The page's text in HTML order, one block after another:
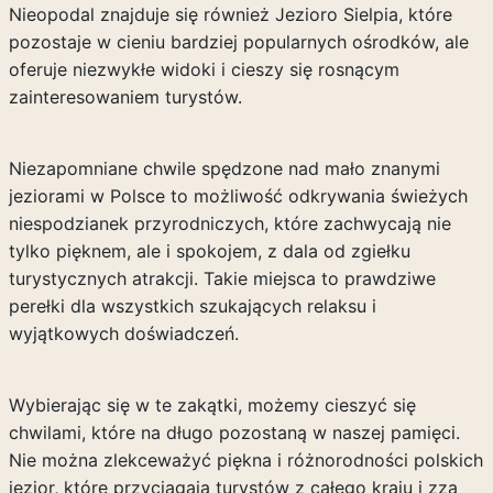
Nieopodal znajduje się również Jezioro Sielpia, które
pozostaje w cieniu bardziej popularnych ośrodków, ale
oferuje niezwykłe widoki i cieszy się rosnącym
zainteresowaniem turystów.
Niezapomniane chwile spędzone nad mało znanymi
jeziorami w Polsce to możliwość odkrywania świeżych
niespodzianek przyrodniczych, które zachwycają nie
tylko pięknem, ale i spokojem, z dala od zgiełku
turystycznych atrakcji. Takie miejsca to prawdziwe
perełki dla wszystkich szukających relaksu i
wyjątkowych doświadczeń.
Wybierając się w te zakątki, możemy cieszyć się
chwilami, które na długo pozostaną w naszej pamięci.
Nie można zlekceważyć piękna i różnorodności polskich
jezior, które przyciągają turystów z całego kraju i zza